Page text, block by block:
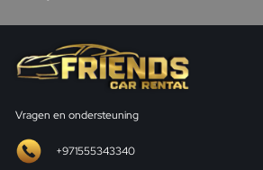
Vragen en ondersteuning
+971555343340